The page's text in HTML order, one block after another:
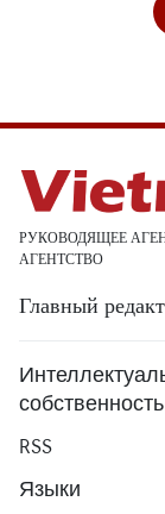
РУКОВОДЯЩЕЕ
АГЕНТСТВО
Главный
собственность
RSS
Языки